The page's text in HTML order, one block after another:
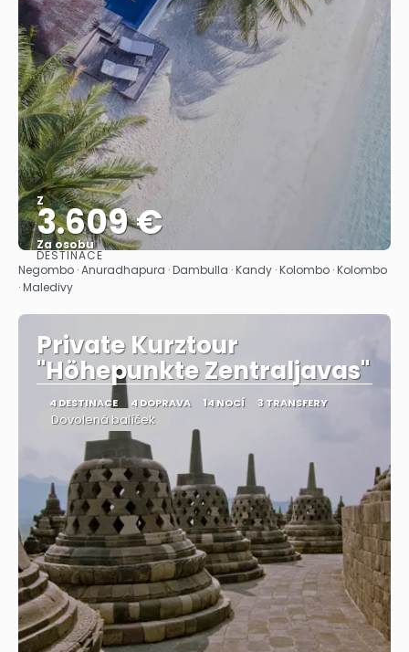
Z
3.609 €
Za osobu
Zobrazit
DESTINACE
Negombo · Anuradhapura · Dambulla · Kandy · Kolombo · Kolombo
· Maledivy
Private Kurztour
"Höhepunkte Zentraljavas"
4 DESTINACE 4 DOPRAVA 14 NOCÍ 3 TRANSFERY
Dovolená balíček